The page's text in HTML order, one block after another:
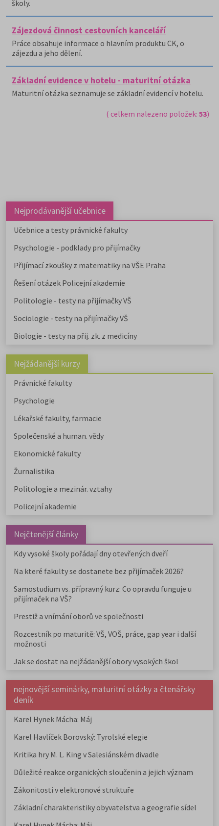
školy.
Zájezdová činnost cestovních kanceláří
Práce obsahuje informace o hlavním produktu CK, o
zájezdu a jeho dělení.
Základní evidence v hotelu - maturitní otázka
Maturitní otázka seznamuje se základní evidencí v hotelu.
( celkem nalezeno položek: 53)
Nejprodávanější učebnice
Učebnice a testy právnické fakulty
Psychologie - podklady pro přijímačky
Přijímací zkoušky z matematiky na VŠE Praha
Řešení otázek Policejní akademie
Politologie - testy na přijímačky VŠ
Sociologie - testy na přijímačky VŠ
Biologie - testy na přij. zk. z medicíny
Nejžádanější kurzy
Právnické fakulty
Psychologie
Lékařské fakulty, farmacie
Společenské a human. vědy
Ekonomické fakulty
Žurnalistika
Politologie a mezinár. vztahy
Policejní akademie
Nejčtenější články
Kdy vysoké školy pořádají dny otevřených dveří
Na které fakulty se dostanete bez přijímaček 2026?
Samostudium vs. přípravný kurz: Co opravdu funguje u
přijímaček na VŠ?
Prestiž a vnímání oborů ve společnosti
Rozcestník po maturitě: VŠ, VOŠ, práce, gap year i další
možnosti
Jak se dostat na nejžádanější obory vysokých škol
nejnovější seminárky, maturitní otázky a čtenářsky
deník
Karel Hynek Mácha: Máj
Karel Havlíček Borovský: Tyrolské elegie
Kritika hry M. L. King v Salesiánském divadle
Důležité reakce organických sloučenin a jejich význam
Zákonitosti v elektronové struktuře
Základní charakteristiky obyvatelstva a geografie sídel